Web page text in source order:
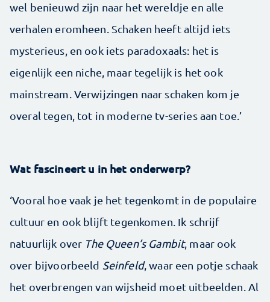
wel benieuwd zijn naar het wereldje en alle
verhalen eromheen. Schaken heeft altijd iets
mysterieus, en ook iets paradoxaals: het is
eigenlijk een niche, maar tegelijk is het ook
mainstream. Verwijzingen naar schaken kom je
overal tegen, tot in moderne tv-series aan toe.’
Wat fascineert u in het onderwerp?
‘Vooral hoe vaak je het tegenkomt in de populaire
cultuur en ook blijft tegenkomen. Ik schrijf
natuurlijk over The Queen’s Gambit, maar ook
over bijvoorbeeld Seinfeld, waar een potje schaak
het overbrengen van wijsheid moet uitbeelden. Al